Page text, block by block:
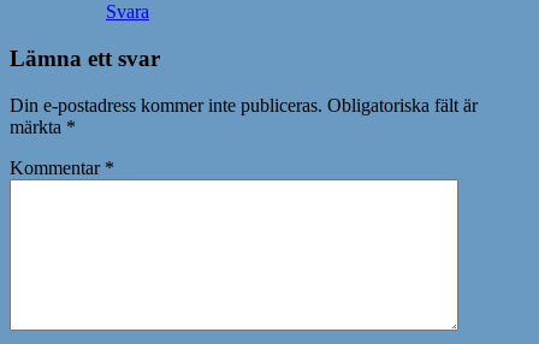
Svara
Lämna ett svar
Din e-postadress kommer inte publiceras. Obligatoriska fält är
märkta *
Kommentar *